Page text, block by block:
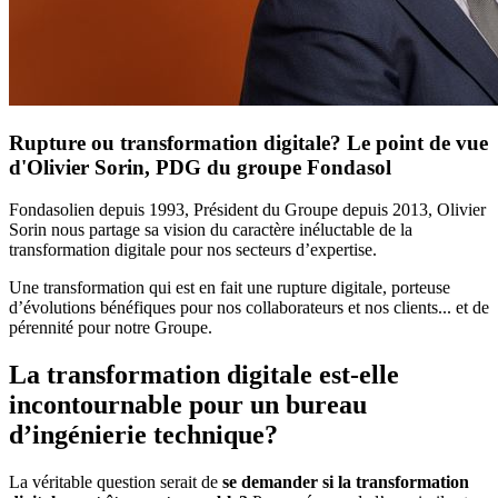
Rupture ou transformation digitale? Le point de vue
d'Olivier Sorin, PDG du groupe Fondasol
Fondasolien depuis 1993, Président du Groupe depuis 2013, Olivier
Sorin nous partage sa vision du caractère inéluctable de la
transformation digitale pour nos secteurs d’expertise.
Une transformation qui est en fait une rupture digitale, porteuse
d’évolutions bénéfiques pour nos collaborateurs et nos clients... et de
pérennité pour notre Groupe.
La transformation digitale est-elle
incontournable pour un bureau
d’ingénierie technique?
La véritable question serait de se demander si la transformation